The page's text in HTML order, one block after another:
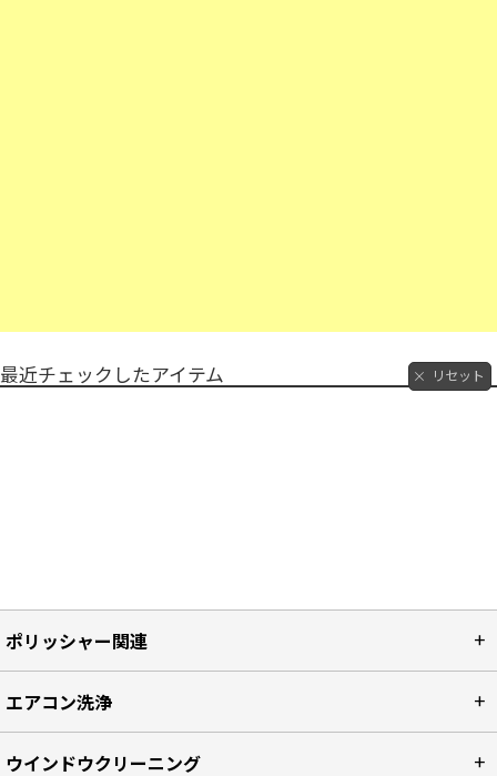
最近チェックしたアイテム リセット
ポリッシャー関連
エアコン洗浄
ウインドウクリーニング